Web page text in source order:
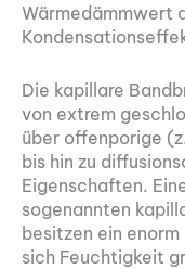
Wärmedämmwert
Die kapillare
von extrem
über offenporige
bis hin zu
Eigenschaften.
sogenannten
besitzen ein
sich Feuchtigkeit